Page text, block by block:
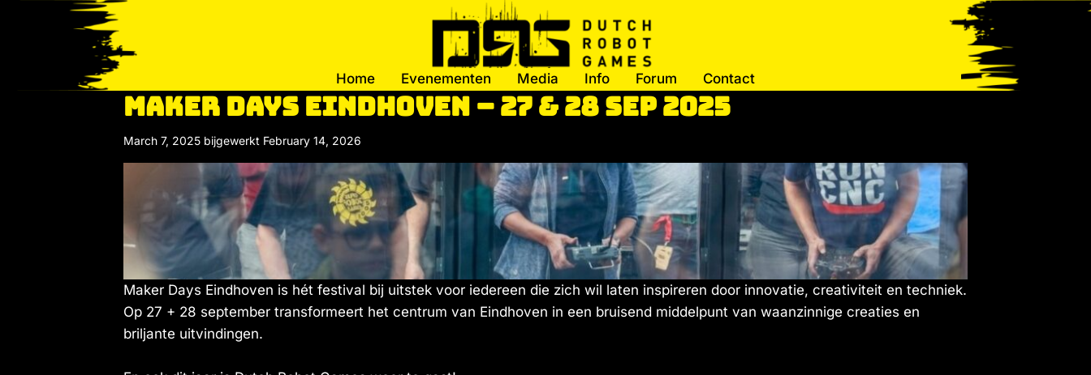
Home Evenementen Media Info Forum Contact
MAker Days Eindhoven – 27 & 28 sep 2025
March 7, 2025 bijgewerkt February 14, 2026
Maker Days Eindhoven is hét festival bij uitstek voor iedereen die zich wil laten inspireren door innovatie, creativiteit en techniek.
Op 27 + 28 september transformeert het centrum van Eindhoven in een bruisend middelpunt van waanzinnige creaties en
briljante uitvindingen.